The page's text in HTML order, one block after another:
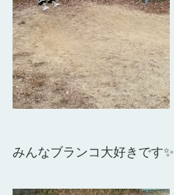
みんなブランコ大好きです✨